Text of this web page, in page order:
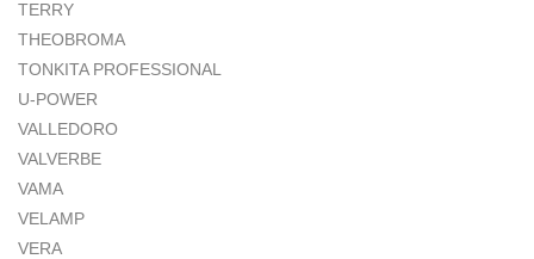
TERRY
THEOBROMA
TONKITA PROFESSIONAL
U-POWER
VALLEDORO
VALVERBE
VAMA
VELAMP
VERA